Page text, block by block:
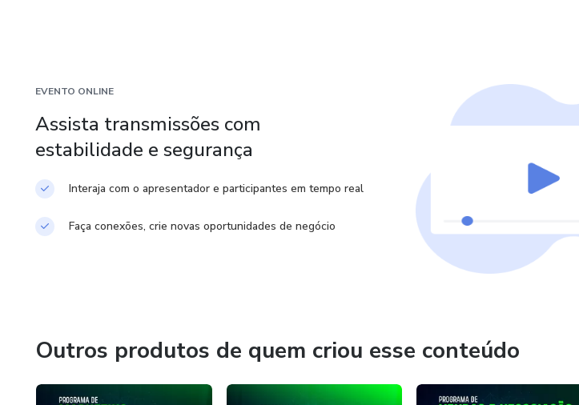
EVENTO ONLINE
Assista transmissões com
estabilidade e segurança
Interaja com o apresentador e participantes em tempo real
Faça conexões, crie novas oportunidades de negócio
Outros produtos de quem criou esse conteúdo